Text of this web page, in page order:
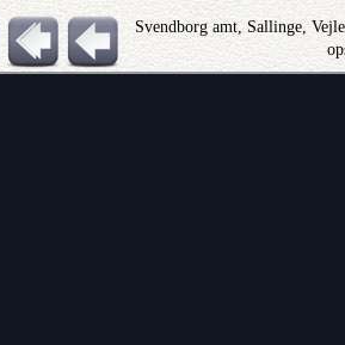
Svendborg amt, Sallinge,